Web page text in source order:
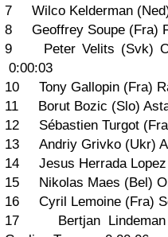
7 Wilco Kelderman (Ned)
8 Geoffrey Soupe (Fra)
9 Peter Velits (Svk)
0:00:03
10 Tony Gallopin (Fra)
11 Borut Bozic (Slo)
12 Sébastien Turgot
13 Andriy Grivko (Ukr)
14 Jesus Herrada Lopez
15 Nikolas Maes (Bel)
16 Cyril Lemoine (Fra)
17 Bertjan Lindeman